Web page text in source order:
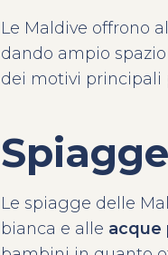
Le Maldive offrono
dando ampio
dei motivi principali
Le spiagge delle
bianca e alle acque